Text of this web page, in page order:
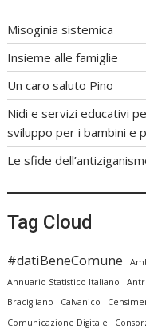
Misoginia sistemica
Insieme alle famiglie
Un caro saluto Pino
Nidi e servizi educativi
sviluppo per i bambini e
Le sfide
Tag Cloud
#datiBeneComune
Annuario Statistico Italiano
Bracigliano
Calvanico
Comunicazione Digitale